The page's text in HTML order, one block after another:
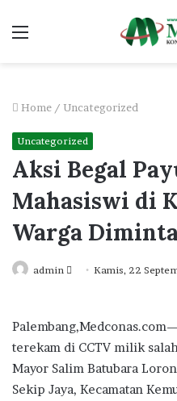
Menu
Home / Uncategorized
Uncategorized
Aksi Begal
Mahasiswi di
Warga
admin
SendKamis, 22
terekam di CCTV milik
Mayor Salim Batubara
Sekip Jaya, Kecamatan